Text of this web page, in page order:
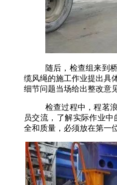
随后，检查组来到
缆风绳的施工作业提出具
细节问题当场给出整改意见
检查过程中，程茗
员交流，了解实际作业中
全和质量，必须放在第一